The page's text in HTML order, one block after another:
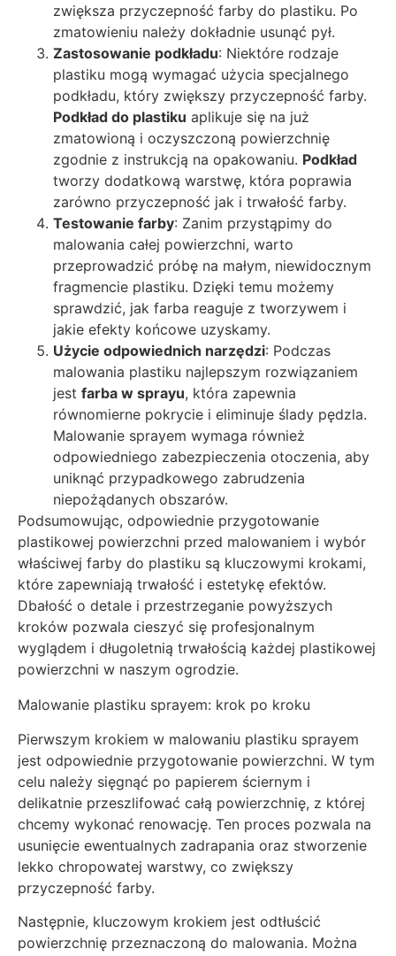
zwiększa przyczepność farby do plastiku. Po
zmatowieniu należy dokładnie usunąć pył.
Zastosowanie podkładu: Niektóre rodzaje
plastiku mogą wymagać użycia specjalnego
podkładu, który zwiększy przyczepność farby.
Podkład do plastiku aplikuje się na już
zmatowioną i oczyszczoną powierzchnię
zgodnie z instrukcją na opakowaniu. Podkład
tworzy dodatkową warstwę, która poprawia
zarówno przyczepność jak i trwałość farby.
Testowanie farby: Zanim przystąpimy do
malowania całej powierzchni, warto
przeprowadzić próbę na małym, niewidocznym
fragmencie plastiku. Dzięki temu możemy
sprawdzić, jak farba reaguje z tworzywem i
jakie efekty końcowe uzyskamy.
Użycie odpowiednich narzędzi: Podczas
malowania plastiku najlepszym rozwiązaniem
jest farba w sprayu, która zapewnia
równomierne pokrycie i eliminuje ślady pędzla.
Malowanie sprayem wymaga również
odpowiedniego zabezpieczenia otoczenia, aby
uniknąć przypadkowego zabrudzenia
niepożądanych obszarów.
Podsumowując, odpowiednie przygotowanie
plastikowej powierzchni przed malowaniem i wybór
właściwej farby do plastiku są kluczowymi krokami,
które zapewniają trwałość i estetykę efektów.
Dbałość o detale i przestrzeganie powyższych
kroków pozwala cieszyć się profesjonalnym
wyglądem i długoletnią trwałością każdej plastikowej
powierzchni w naszym ogrodzie.
Malowanie plastiku sprayem: krok po kroku
Pierwszym krokiem w malowaniu plastiku sprayem
jest odpowiednie przygotowanie powierzchni. W tym
celu należy sięgnąć po papierem ściernym i
delikatnie przeszlifować całą powierzchnię, z której
chcemy wykonać renowację. Ten proces pozwala na
usunięcie ewentualnych zadrapania oraz stworzenie
lekko chropowatej warstwy, co zwiększy
przyczepność farby.
Następnie, kluczowym krokiem jest odtłuścić
powierzchnię przeznaczoną do malowania. Można